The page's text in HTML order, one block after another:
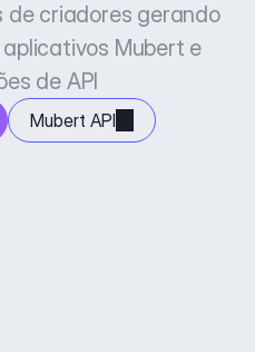
de criadores gerando
Mubert e
de API
Mubert API